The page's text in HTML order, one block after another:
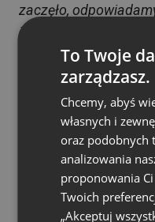
zaczęło,
innymi konferencji,
również spotkań
organizacji– mówi
szczególne
pracowaliśmy
spotkania działowe
dziekańskie, nadal
dzięki platformie
To Twoje
zarządzasz.
Chcemy, abyś
własnych i
oraz podobnych
analizowania
proponowania
Twoich
„Akceptuj